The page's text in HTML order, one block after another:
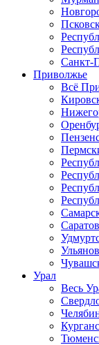
Санкт-
Приволжье
Всё
Урал
Весь